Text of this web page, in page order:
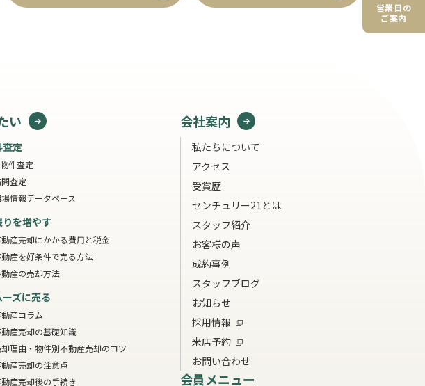
い
査定
件査定
査定
情報データベース
りを増やす
産売却にかかる費用と税金
産を好条件で売る方法
産の売却方法
ーズに売る
産コラム
産売却の基礎知識
理由・物件別不動産売却のコツ
産売却の注意点
産売却後の手続き
会社案内
私たちについて
アクセス
受賞歴
センチュリー21とは
スタッフ紹介
お客様の声
成約事例
スタッフブログ
お知らせ
採用情報
来店予約
お問い合わせ
会員メニュー
営業日の
ご案内